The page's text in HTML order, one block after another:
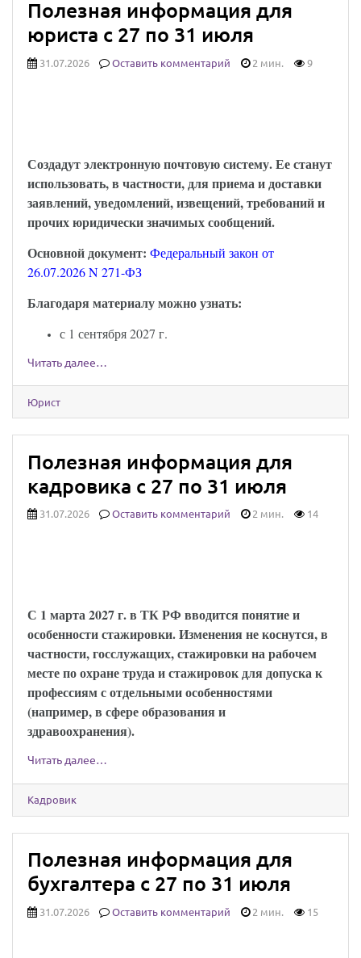
Полезная информация для
юриста с 27 по 31 июля
31.07.2026 Оставить комментарий 2 мин. 9
Создадут электронную почтовую систему. Ее станут
использовать, в частности, для приема и доставки
заявлений, уведомлений, извещений, требований и
прочих юридически значимых сообщений.
Основной документ: Федеральный закон от
26.07.2026 N 271-ФЗ
Благодаря материалу можно узнать:
с 1 сентября 2027 г.
Читать далее…
Юрист
Полезная информация для
кадровика с 27 по 31 июля
31.07.2026 Оставить комментарий 2 мин. 14
С 1 марта 2027 г. в ТК РФ вводится понятие и
особенности стажировки. Изменения не коснутся, в
частности, госслужащих, стажировки на рабочем
месте по охране труда и стажировок для допуска к
профессиям с отдельными особенностями
(например, в сфере образования и
здравоохранения).
Читать далее…
Кадровик
Полезная информация для
бухгалтера с 27 по 31 июля
31.07.2026 Оставить комментарий 2 мин. 15